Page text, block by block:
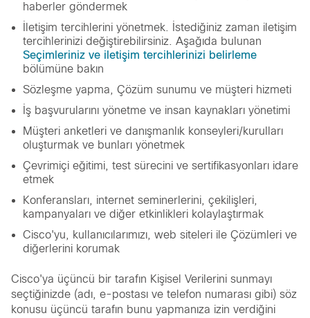
haberler göndermek
İletişim tercihlerini yönetmek. İstediğiniz zaman iletişim
tercihlerinizi değiştirebilirsiniz. Aşağıda bulunan
Seçimleriniz ve iletişim tercihlerinizi belirleme
bölümüne bakın
Sözleşme yapma, Çözüm sunumu ve müşteri hizmeti
İş başvurularını yönetme ve insan kaynakları yönetimi
Müşteri anketleri ve danışmanlık konseyleri/kurulları
oluşturmak ve bunları yönetmek
Çevrimiçi eğitimi, test sürecini ve sertifikasyonları idare
etmek
Konferansları, internet seminerlerini, çekilişleri,
kampanyaları ve diğer etkinlikleri kolaylaştırmak
Cisco'yu, kullanıcılarımızı, web siteleri ile Çözümleri ve
diğerlerini korumak
Cisco'ya üçüncü bir tarafın Kişisel Verilerini sunmayı
seçtiğinizde (adı, e-postası ve telefon numarası gibi) söz
konusu üçüncü tarafın bunu yapmanıza izin verdiğini